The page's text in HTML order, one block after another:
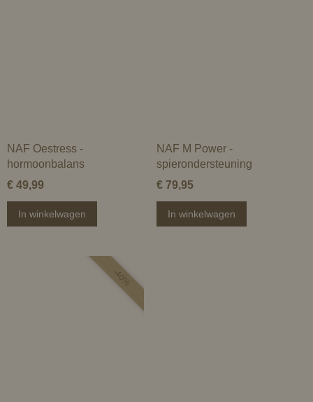
NAF Oestress -
hormoonbalans
€ 49,99
In winkelwagen
NAF M Power -
spierondersteuning
€ 79,95
In winkelwagen
-40%